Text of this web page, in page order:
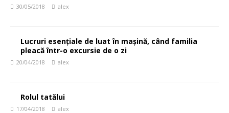
30/05/2018 alex
Lucruri esențiale de luat în mașină, când familia
pleacă într-o excursie de o zi
20/04/2018 alex
Rolul tatălui
17/04/2018 alex